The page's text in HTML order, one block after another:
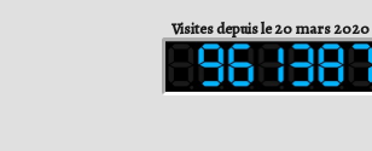
Visites depuis le 20 mars 2020